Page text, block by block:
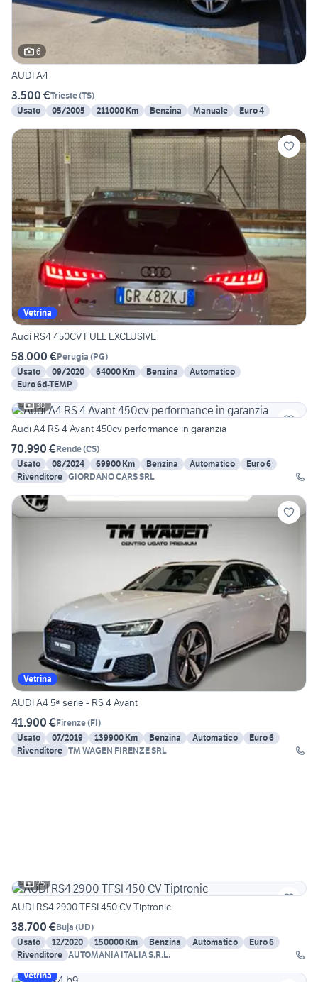
6
AUDI A4
3.500 €Trieste(TS)
Usato
05/2005 211000 Km Benzina Manuale Euro 4
Vetrina
Audi RS4 450CV FULL EXCLUSIVE
58.000 €Perugia (PG)
Usato
09/2020 64000 Km Benzina
Automatico
Euro 6d-TEMP
30
Audi A4 RS 4 Avant 450cv performance in garanzia
70.990 €Rende(CS)
Usato
08/2024 69900 Km Benzina Automatico
Euro 6
Rivenditore GIORDANO CARS SRL
Vetrina
AUDI A4 5ª serie - RS 4 Avant
41.900 €Firenze(FI)
Usato
07/2019 139900 Km Benzina Automatico
Euro 6
Rivenditore TM WAGEN FIRENZE SRL
25
AUDI RS4 2900 TFSI 450 CV Tiptronic
38.700 €Buja (UD)
Usato
12/2020 150000 Km Benzina Automatico
Euro 6
Rivenditore AUTOMANIA ITALIA S.R.L.
Vetrina